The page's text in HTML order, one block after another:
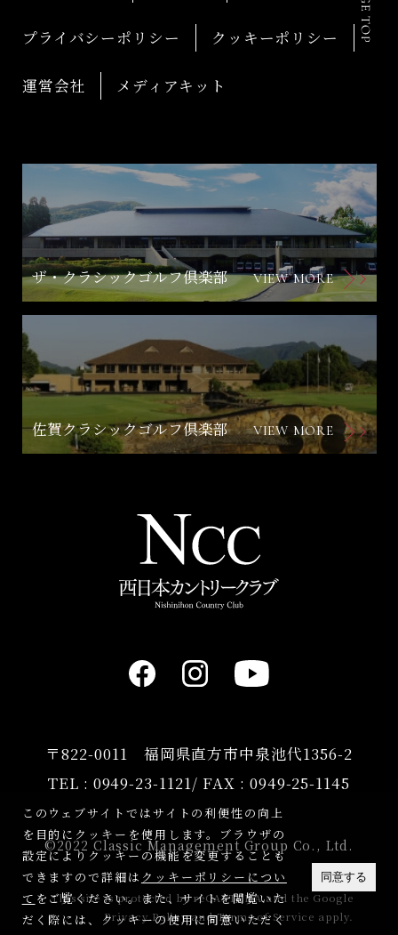
〒822-0011 福岡県直方市中泉池代1356-2
TEL : 0949-23-1121/ FAX : 0949-25-1145
プライバシーポリシー クッキーポリシー
運営会社 メディアキット
ザ・クラシックゴルフ倶楽部 VIEW MORE
佐賀クラシックゴルフ倶楽部 VIEW MORE
©2022 Classic Management Group Co., Ltd.
This site is protected by reCAPTCHA and the Google
Privacy PolicyandTerms of Service apply.
組み合わせ連絡 ご予約
このウェブサイトではサイトの利便性の向上
を目的にクッキーを使用します。ブラウザの
設定によりクッキーの機能を変更することも
できますので詳細は クッキーポリシーについ
て をご覧ください。また、サイトを閲覧いた
だく際には、クッキーの使用に同意いただく
同意する